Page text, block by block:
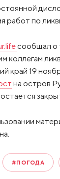
работ по
сообщал о
коллегам
край 19
на остров
#ПОГОДА